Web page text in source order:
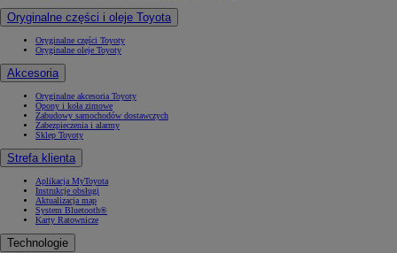
Oryginalne części i oleje Toyota
Oryginalne części Toyoty
Oryginalne oleje Toyoty
Akcesoria
Oryginalne akcesoria Toyoty
Opony i koła zimowe
Zabudowy samochodów dostawczych
Zabezpieczenia i alarmy
Sklep Toyoty
Strefa klienta
Aplikacja MyToyota
Instrukcje obsługi
Aktualizacja map
System Bluetooth®
Karty Ratownicze
Technologie